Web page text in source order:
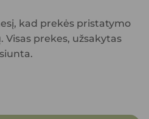
kad prekės pristatymo
Visas prekes, užsakytas